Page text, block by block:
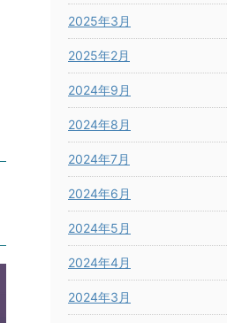
2025年3月
2025年2月
2024年9月
2024年8月
2024年7月
2024年6月
2024年5月
2024年4月
2024年3月